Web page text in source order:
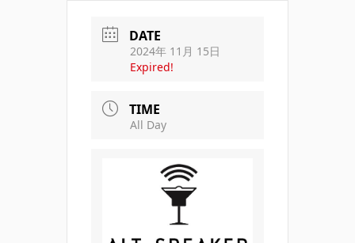
DATE
2024年 11月 15日
Expired!
TIME
All Day